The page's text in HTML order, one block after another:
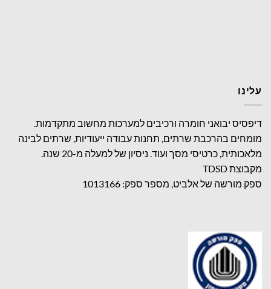
עלינו
דיפסיס יבואני חומרה ורכיבים למערכות מחשוב מתקדמות.
מומחים בהרכבת שרתים, תחנות עבודה ייעודיות, שרתים לבינה
מלאכותית, כרטיסי מסך ועוד. ניסיון של למעלה מ-20 שנה.
מקבוצת TDSD
ספק מורשה של אלביט, מספר ספק: 1013166